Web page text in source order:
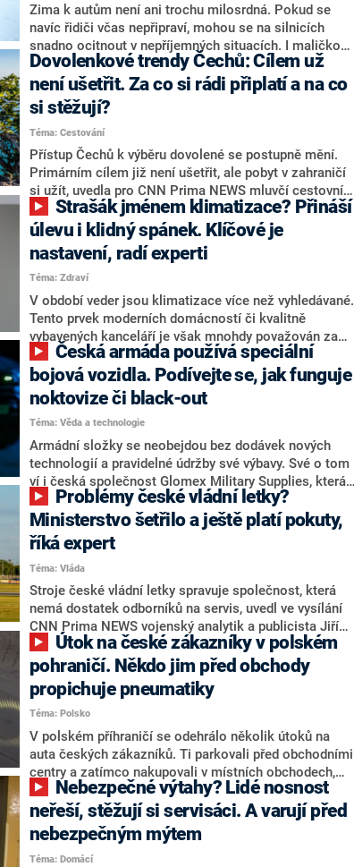
Zima k autům není ani trochu milosrdná. Pokud se
navíc řidiči včas nepřipraví, mohou se na silnicích
snadno ocitnout v nepříjemných situacích. I maličkosti
v údržbě mohou v době, kdy teploty klesají k bodu
mrazu a sníh halí silnice, představovat velký rozdíl.
Víte, jak správně pečovat o své auto, abyste se
problémům v zimě vyhnuli?
Dovolenkové trendy Čechů: Cílem už
není ušetřit. Za co si rádi připlatí a na co
si stěžují?
Téma: Cestování
Přístup Čechů k výběru dovolené se postupně mění.
Primárním cílem již není ušetřit, ale pobyt v zahraničí
si užít, uvedla pro CNN Prima NEWS mluvčí cestovní
kanceláře Čedok Kateřina Pavlíková. Turisté si prý rádi
připlatí už za servis na letišti či přímo v letadle, mnozí
navíc upřednostňují speciálně zaměřené hotely,
například pouze pro dospělé nebo s důrazem na
udržitelnost. Na druhé straně si umí stěžovat na
maličkosti, které nemůže letiště ani cestovní kancelář
ovlivnit: ať se jedná o počasí či chybějící konkrétní typ
piva v nabídce resortu. Změnami vychází zákazníkům
vstříc také Letiště Praha, sdělila redakci mluvčí Denisa
Hejtmánková.
úlevu i klidný spánek. Klíčové je
nastavení, radí experti
Téma: Zdraví
V období veder jsou klimatizace více než vyhledávané.
Tento prvek moderních domácností či kvalitně
vybavených kanceláří je však mnohdy považován za
strůjce nejrůznějších zdravotních problémů. Podle
odborníků je však na vině spíše skutečnost, že lidé
nevědí, jak klimatizaci správně používat a nastavit.
Pokud budou uživatelé dodržovat všechny zásady
správné manipulace, může jim klimatizace výrazně
přispět k lepšímu spánku. Úlevu díky ní v parných
dnech naleznou i alergici či astmatici.
bojová vozidla. Podívejte se, jak funguje
noktovize či black-out
Téma: Věda a technologie
Armádní složky se neobejdou bez dodávek nových
technologií a pravidelné údržby své výbavy. Své o tom
ví i česká společnost Glomex Military Supplies, která
je kromě jiného dodavatelem bohaté škály přístrojů
nočního vidění. V tomto ohledu nabízí i služby v
nejmodernějším servisním centru. Společnost také
pro Armádu ČR připravila speciální úpravu vozidel
Toyota, které kromě lepší průchodnosti terénem nabízí
i technologii jízdy v režimu noktovize.
Ministerstvo šetřilo a ještě platí pokuty,
říká expert
Téma: Vláda
Stroje české vládní letky spravuje společnost, která
nemá dostatek odborníků na servis, uvedl ve vysílání
CNN Prima NEWS vojenský analytik a publicista Jiří
Vojáček. Podle něj takový stav vede k mnoha
prodlevám, zkušení technici by totiž zvládli vyřešit
problémy za výrazně kratší dobu.
pohraničí. Někdo jim před obchody
propichuje pneumatiky
Téma: Polsko
V polském příhraničí se odehrálo několik útoků na
auta českých zákazníků. Ti parkovali před obchodními
centry a zatímco nakupovali v místních obchodech,
někdo jim propíchal pneumatiky. Případem se nyní
zabývá polská policie, uvedla ve svém vysílání televize
CNN Prima NEWS.
neřeší, stěžují si servisáci. A varují před
nebezpečným mýtem
Téma: Domácí